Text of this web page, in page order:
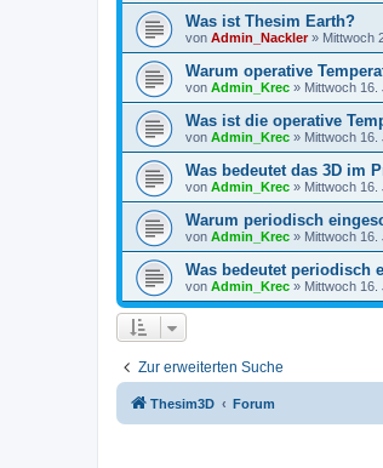
Was ist Thesim Earth?
von Admin_Nackler» Mittwoch
Warum operative
von Admin_Krec » Mittwoch 16.
Was ist die operative
von Admin_Krec » Mittwoch 16.
Was bedeutet das 3D im
von Admin_Krec » Mittwoch 16.
Warum periodisch
von Admin_Krec » Mittwoch 16.
Was bedeutet periodisch
von Admin_Krec » Mittwoch 16.
Zur erweiterten Suche
Thesim3D Forum